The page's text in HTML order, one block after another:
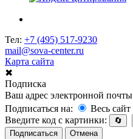
Тел: +7 (495) 517-9230
mail@sova-center.ru
Карта сайта
✖
Подписка
Ваш адрес электронной почты
Подписаться на:
Весь сайт
Введите код с картинки:
🔄
Подписаться
Отмена